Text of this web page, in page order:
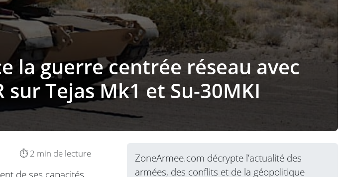
la guerre centrée réseau avec
Tejas Mk1 et Su-30MKI
⏱️ 2 min de lecture
ZoneArmee.com décrypte l’actualité des
armées, des conflits et de la géopolitique